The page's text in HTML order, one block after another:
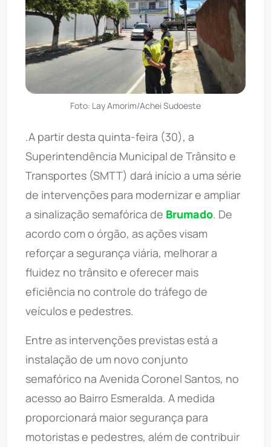
Foto: Lay Amorim/Achei Sudoeste
.A partir desta quinta-feira (30), a
Superintendência Municipal de Trânsito e
Transportes (SMTT) dará início a uma série
de intervenções para modernizar e ampliar
a sinalização semafórica de Brumado. De
acordo com o órgão, as ações visam
reforçar a segurança viária, melhorar a
fluidez no trânsito e oferecer mais
eficiência no controle do tráfego de
veículos e pedestres.
Entre as intervenções previstas está a
instalação de um novo conjunto
semafórico na Avenida Coronel Santos, no
acesso ao Bairro Esmeralda. A medida
proporcionará maior segurança para
motoristas e pedestres, além de contribuir